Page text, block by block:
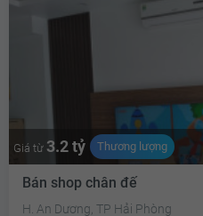
Giá từ 3.2 tỷ Thương lượng
Bán shop chân đế
H. An Dương, TP Hải Phòng